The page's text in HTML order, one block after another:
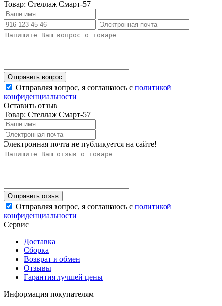
Товар: Стеллаж Смарт-57
Отправляя вопрос, я соглашаюсь с политикой
конфиденциальности
Оставить отзыв
Товар: Стеллаж Смарт-57
Электронная почта не публикуется на сайте!
Отправляя вопрос, я соглашаюсь с политикой
конфиденциальности
Сервис
Доставка
Сборка
Возврат и обмен
Отзывы
Гарантия лучшей цены
Информация покупателям